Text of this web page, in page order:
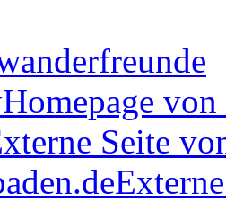
Homepage
Seite